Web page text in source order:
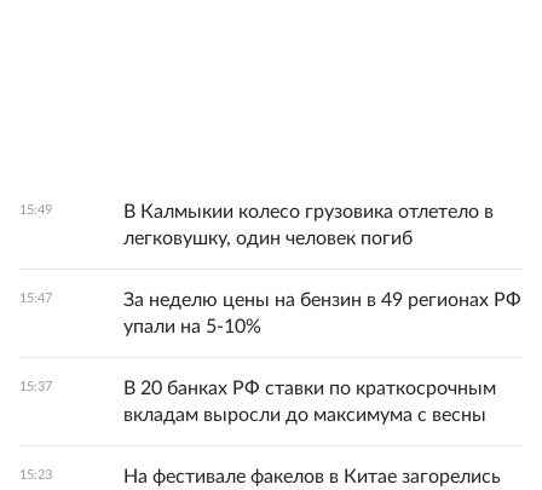
15:49
В Калмыкии колесо грузовика отлетело в
легковушку, один человек погиб
15:47
За неделю цены на бензин в 49 регионах РФ
упали на 5-10%
15:37
В 20 банках РФ ставки по краткосрочным
вкладам выросли до максимума с весны
15:23 На фестивале факелов в Китае загорелись